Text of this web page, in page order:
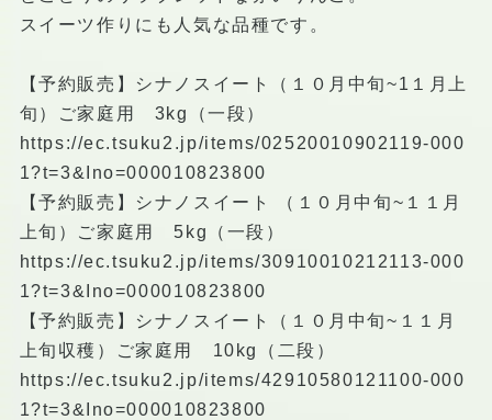
スイーツ作りにも人気な品種です。
【予約販売】シナノスイート（１０月中旬~1１月上
旬）ご家庭用 3kg（一段）
https://ec.tsuku2.jp/items/02520010902119-000
1?t=3&Ino=000010823800
【予約販売】シナノスイート （１０月中旬~１１月
上旬）ご家庭用 5kg（一段）
https://ec.tsuku2.jp/items/30910010212113-000
1?t=3&Ino=000010823800
【予約販売】シナノスイート（１０月中旬~１１月
上旬収穫）ご家庭用 10kg（二段）
https://ec.tsuku2.jp/items/42910580121100-000
1?t=3&Ino=000010823800